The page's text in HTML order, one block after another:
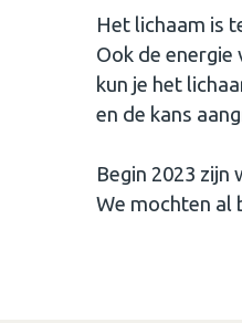
Het lichaam is
Ook de energie
kun je het
en de kans
Begin 2023
We mochten al